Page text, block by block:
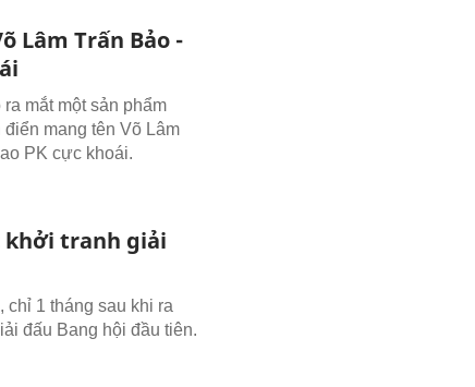
Lâm Trấn Bảo -
mắt một sản phẩm
mang tên Võ Lâm
PK cực khoái.
khởi tranh giải
1 tháng sau khi ra
đấu Bang hội đầu tiên.